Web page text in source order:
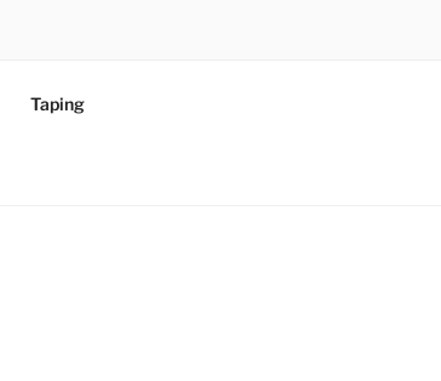
Taping